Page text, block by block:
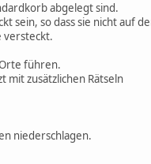
abgelegt sind.
so dass sie nicht auf
versteckt.
führen.
mit zusätzlichen Rätseln
niederschlagen.